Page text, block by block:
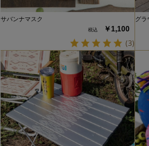
サバンナマスク
￥1,100
(3)
グラ